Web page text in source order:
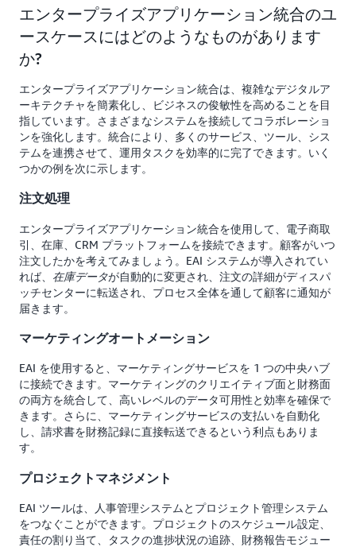
エンタープライズアプリケーション統合のユ
ースケースにはどのようなものがあります
か?
エンタープライズアプリケーション統合は、複雑なデジタルア
ーキテクチャを簡素化し、ビジネスの俊敏性を高めることを目
指しています。さまざまなシステムを接続してコラボレーショ
ンを強化します。統合により、多くのサービス、ツール、シス
テムを連携させて、運用タスクを効率的に完了できます。いく
つかの例を次に示します。
注文処理
エンタープライズアプリケーション統合を使用して、電子商取
引、在庫、CRM プラットフォームを接続できます。顧客がいつ
注文したかを考えてみましょう。EAI システムが導入されてい
れば、 在庫データが自動的に変更され、注文の詳細がディスパ
ッチセンターに転送され、プロセス全体を通して顧客に通知が
届きます。
マーケティングオートメーション
EAI を使用すると、マーケティングサービスを 1 つの中央ハブ
に接続できます。マーケティングのクリエイティブ面と財務面
の両方を統合して、高いレベルのデータ可用性と効率を確保で
きます。さらに、マーケティングサービスの支払いを自動化
し、請求書を財務記録に直接転送できるという利点もありま
す。
プロジェクトマネジメント
EAI ツールは、人事管理システムとプロジェクト管理システム
をつなぐことができます。プロジェクトのスケジュール設定、
責任の割り当て、タスクの進捗状況の追跡、財務報告モジュー